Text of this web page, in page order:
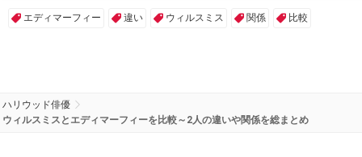
エディマーフィー 違い ウィルスミス 関係 比較
ハリウッド俳優
ウィルスミスとエディマーフィーを比較～2人の違いや関係を総まとめ